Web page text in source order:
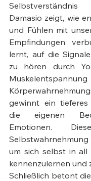
Damasio zeigt, wie
und Fühlen mit
Empfindungen
lernt, auf die
zu hören durch
gewinnt ein
die eigenen
Emotionen.
Selbstwahrnehmung
um sich selbst in all
kennenzulernen und
Schließlich betont